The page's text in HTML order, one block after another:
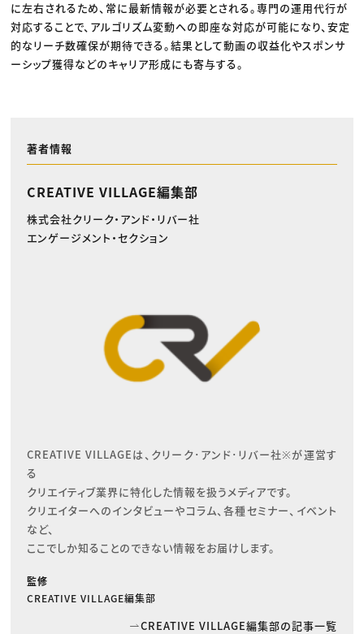
に左右されるため、常に最新情報が必要とされる。専門の運用代行が
対応することで、アルゴリズム変動への即座な対応が可能になり、安定
的なリーチ数確保が期待できる。結果として動画の収益化やスポンサ
ーシップ獲得などのキャリア形成にも寄与する。
著者情報
CREATIVE VILLAGE編集部
株式会社クリーク・アンド・リバー社
エンゲージメント・セクション
CREATIVE VILLAGEは、クリーク･アンド･リバー社※が運営す
る
クリエイティブ業界に特化した情報を扱うメディアです。
クリエイターへのインタビューやコラム、各種セミナー、イベント
など、
ここでしか知ることのできない情報をお届けします。
監修
CREATIVE VILLAGE編集部
CREATIVE VILLAGE編集部の記事一覧